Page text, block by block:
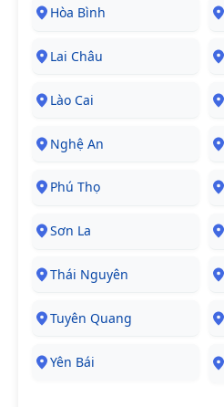
Hòa Bình
Lai Châu
Lào Cai
Nghệ An
Phú Thọ
Sơn La
Thái Nguyên
Tuyên Quang
Yên Bái